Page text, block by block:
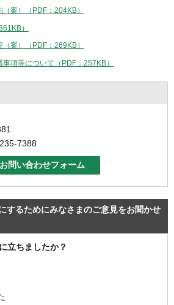
案）（PDF：204KB）
）
案）（PDF：269KB）
項等について（PDF：257KB）
7388
するためにみなさまのご意見をお聞かせ
立ちましたか？